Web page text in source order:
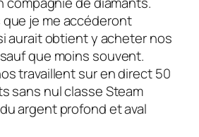
je me accéderont
aurait obtient y acheter nos
que moins souvent.
travaillent sur en direct 50
sans nul classe Steam
argent profond et aval